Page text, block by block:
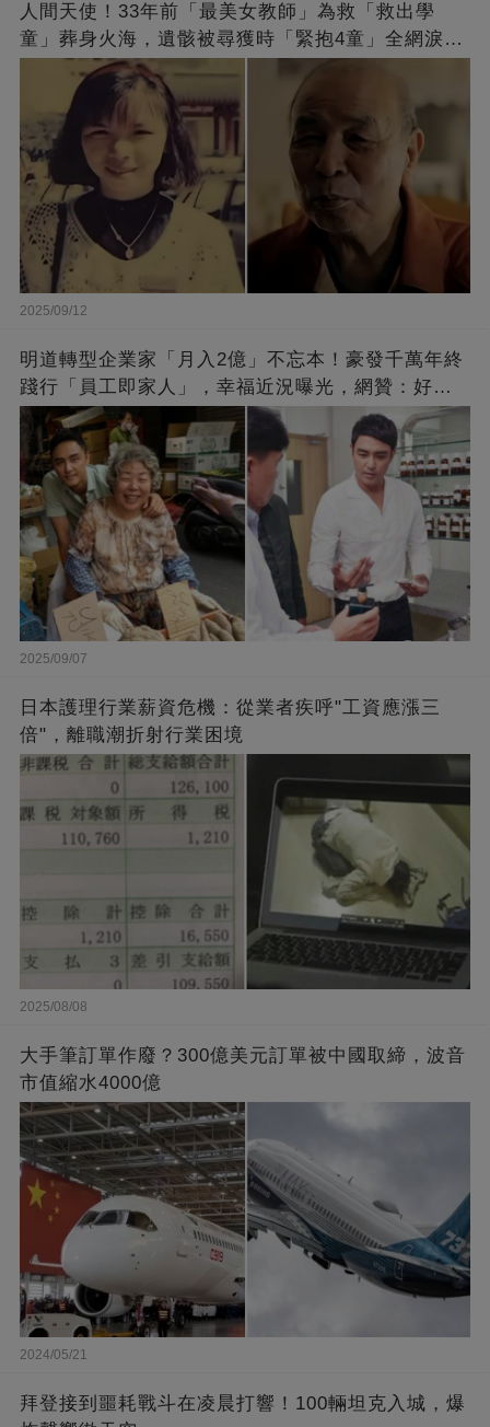
人間天使！33年前「最美女教師」為救「救出學
童」葬身火海，遺骸被尋獲時「緊抱4童」全網淚
崩：真正的英雄不該被遺忘
2025/09/12
明道轉型企業家「月入2億」不忘本！豪發千萬年終
踐行「員工即家人」，幸福近況曝光，網贊：好老
闆的福報
2025/09/07
日本護理行業薪資危機：從業者疾呼"工資應漲三
倍"，離職潮折射行業困境
2025/08/08
大手筆訂單作廢？300億美元訂單被中國取締，波音
市值縮水4000億
2024/05/21
拜登接到噩耗戰斗在凌晨打響！100輛坦克入城，爆